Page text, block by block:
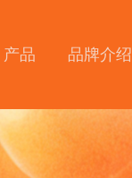
产品 品牌介绍